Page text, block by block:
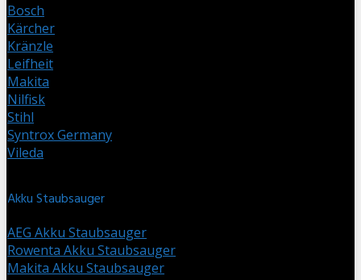
Bosch
Kärcher
Kränzle
Leifheit
Makita
Nilfisk
Stihl
Syntrox Germany
Vileda
Akku Staubsauger
AEG Akku Staubsauger
Rowenta Akku Staubsauger
Makita Akku Staubsauger